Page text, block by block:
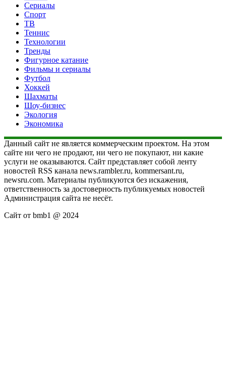
Сериалы
Спорт
ТВ
Теннис
Технологии
Тренды
Фигурное катание
Фильмы и сериалы
Футбол
Хоккей
Шахматы
Шоу-бизнес
Экология
Экономика
Данный сайт не является коммерческим проектом. На этом
сайте ни чего не продают, ни чего не покупают, ни какие
услуги не оказываются. Сайт представляет собой ленту
новостей RSS канала news.rambler.ru, kommersant.ru,
newsru.com. Материалы публикуются без искажения,
ответственность за достоверность публикуемых новостей
Администрация сайта не несёт.
Сайт от bmb1 @ 2024